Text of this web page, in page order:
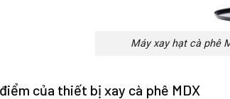
Máy xay hạt cà phê
của thiết bị xay cà phê MDX